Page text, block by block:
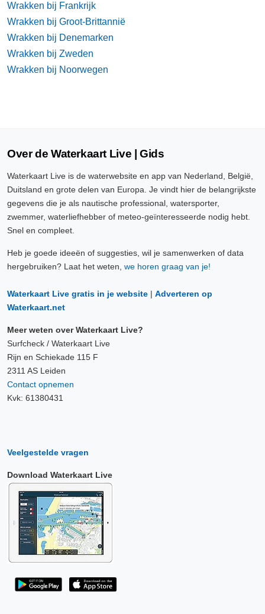
Wrakken bij Frankrijk
Wrakken bij Groot-Brittannië
Wrakken bij Denemarken
Wrakken bij Zweden
Wrakken bij Noorwegen
Over de Waterkaart Live | Gids
Waterkaart Live is de waterwebsite en app van Nederland, België,
Duitsland en grote delen van Europa. Je vindt hier de belangrijkste
gegevens die je als nautische professional, watersporter,
zwemmer, waterliefhebber of meteo-geïnteresseerde nodig hebt.
Snel en compleet.
Heb je goede ideeën of suggesties, wil je samenwerken of data
hergebruiken? Laat het weten, we horen graag van je!
Waterkaart Live gratis in je website | Adverteren op
Waterkaart.net
Meer weten over Waterkaart Live?
Surfcheck / Waterkaart Live
Rijn en Schiekade 115 F
2311 AS Leiden
Contact opnemen
Kvk: 61380431
Veelgestelde vragen
Download Waterkaart Live